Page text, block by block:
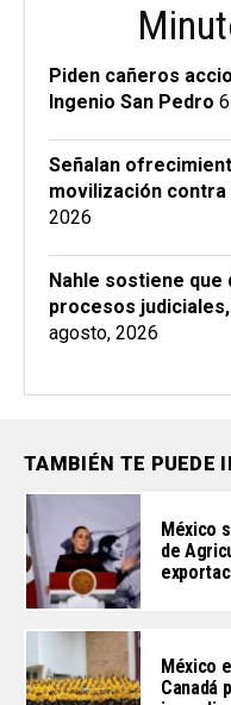
Piden cañeros
Ingenio San Pedro
Señalan
movilización contra
2026
Nahle sostiene
procesos
agosto, 2026
TAMBIÉN TE PUEDE
México
de
México
Canadá